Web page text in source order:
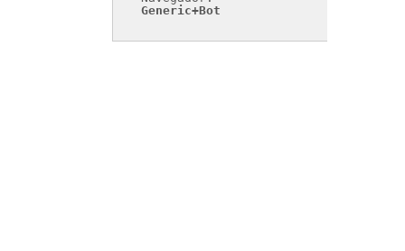
Generic+Bot